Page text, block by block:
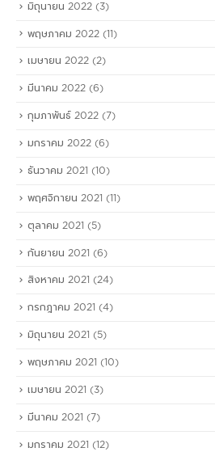
มิถุนายน 2022 (3)
พฤษภาคม 2022 (11)
เมษายน 2022 (2)
มีนาคม 2022 (6)
กุมภาพันธ์ 2022 (7)
มกราคม 2022 (6)
ธันวาคม 2021 (10)
พฤศจิกายน 2021 (11)
ตุลาคม 2021 (5)
กันยายน 2021 (6)
สิงหาคม 2021 (24)
กรกฎาคม 2021 (4)
มิถุนายน 2021 (5)
พฤษภาคม 2021 (10)
เมษายน 2021 (3)
มีนาคม 2021 (7)
มกราคม 2021 (12)